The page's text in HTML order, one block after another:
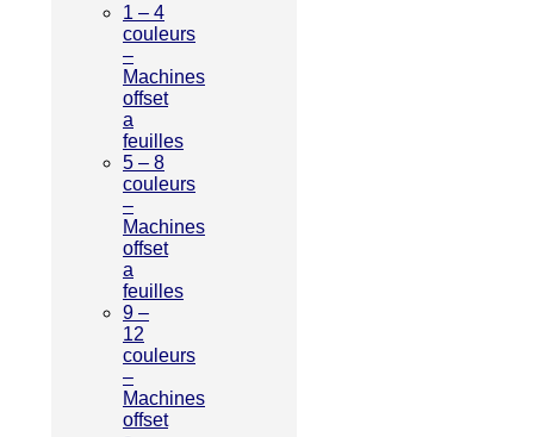
1 – 4
couleurs
–
Machines
offset
a
feuilles
5 – 8
couleurs
–
Machines
offset
a
feuilles
9 –
12
couleurs
–
Machines
offset